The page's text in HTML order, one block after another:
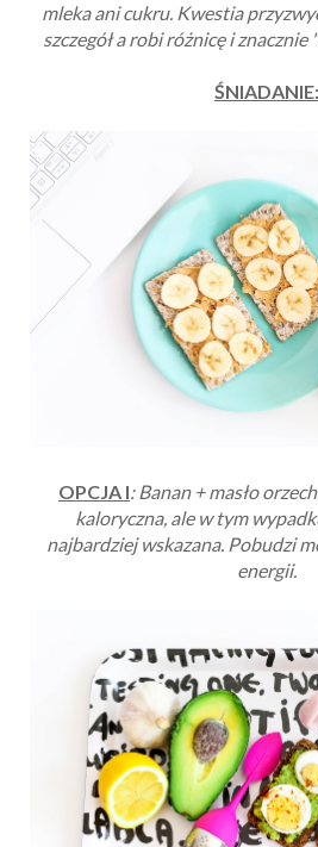
mleka ani cukru. Kwestia
szczegół a robi różnicę i
ŚNIADANIE:
OPCJA I: Banan + masło
kaloryczna, ale w tym
najbardziej wskazana. Pobudzi
energii.